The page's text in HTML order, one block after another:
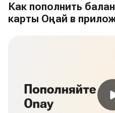
Как пополнить
карты Оңай в